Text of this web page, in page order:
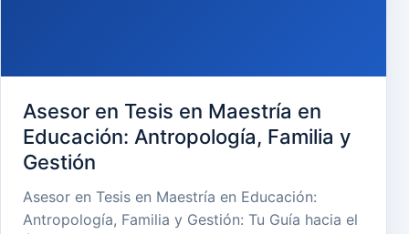
Asesor en Tesis en Maestría en
Educación: Antropología, Familia y
Gestión
Asesor en Tesis en Maestría en Educación:
Antropología, Familia y Gestión: Tu Guía hacia el